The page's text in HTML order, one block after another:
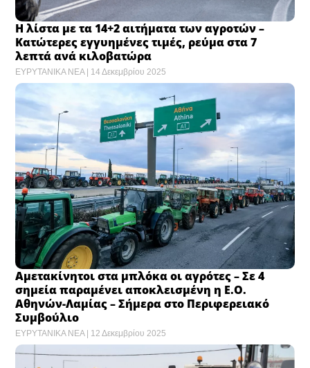
Η λίστα με τα 14+2 αιτήματα των αγροτών –
Κατώτερες εγγυημένες τιμές, ρεύμα στα 7
λεπτά ανά κιλοβατώρα
ΕΥΡΥΤΑΝΙΚΑ ΝΕΑ 14 Δεκεμβρίου 2025
Αμετακίνητοι στα μπλόκα οι αγρότες – Σε 4
σημεία παραμένει αποκλεισμένη η Ε.Ο.
Αθηνών-Λαμίας – Σήμερα στο Περιφερειακό
Συμβούλιο
ΕΥΡΥΤΑΝΙΚΑ ΝΕΑ 12 Δεκεμβρίου 2025